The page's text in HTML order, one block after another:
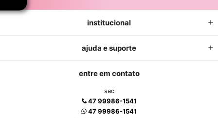
institucional
ajuda e suporte
entre em contato
sac
47 99986-1541
47 99986-1541